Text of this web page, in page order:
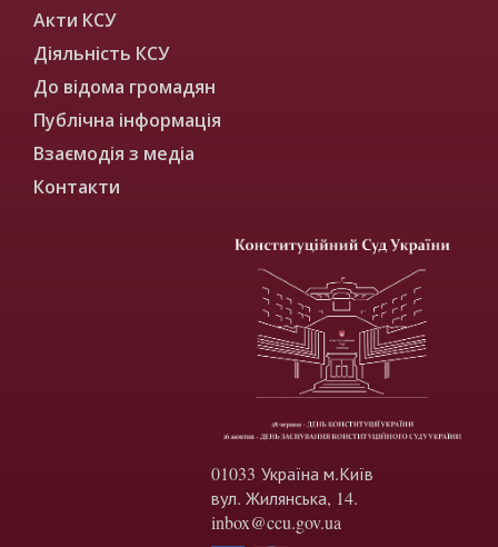
Акти КСУ
Діяльність КСУ
До відома громадян
Публічна інформація
Взаємодія з медіа
Контакти
01033 Україна м.Київ
вул. Жилянська, 14.
inbox@ccu.gov.ua